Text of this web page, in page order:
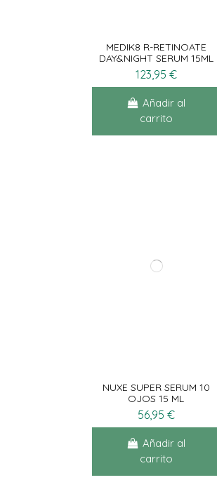
MEDIK8 R-RETINOATE
DAY&NIGHT SERUM 15ML
123,95 €
Añadir al
carrito
NUXE SUPER SERUM 10
OJOS 15 ML
56,95 €
Añadir al
carrito